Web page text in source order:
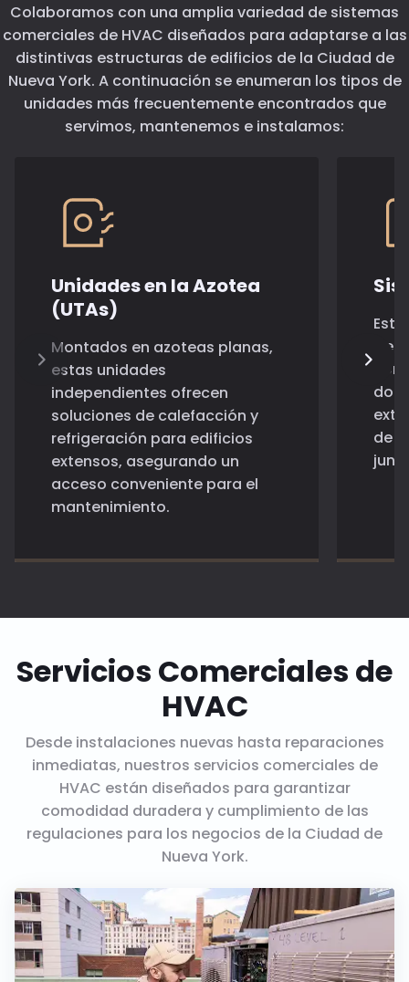
Colaboramos con una amplia variedad de sistemas
comerciales de HVAC diseñados para adaptarse a las
distintivas estructuras de edificios de la Ciudad de
Nueva York. A continuación se enumeran los tipos de
unidades más frecuentemente encontrados que
servimos, mantenemos e instalamos:
Unidades en la Azotea
(UTAs)
Montados en azoteas planas,
estas unidades
independientes ofrecen
soluciones de calefacción y
refrigeración para edificios
extensos, asegurando un
acceso conveniente para el
mantenimiento.
de
Servicios Comerciales de
HVAC
Desde instalaciones nuevas hasta reparaciones
inmediatas, nuestros servicios comerciales de
HVAC están diseñados para garantizar
comodidad duradera y cumplimiento de las
regulaciones para los negocios de la Ciudad de
Nueva York.